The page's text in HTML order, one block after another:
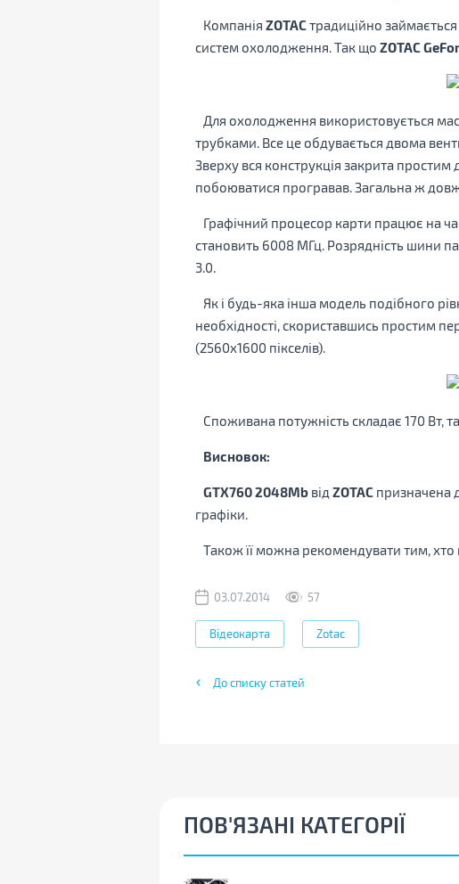
Компанія ZOTACтрадиційно
систем охолодження. Так що ZOTAC
Для охолодження використовується
трубками. Все це обдувається двома
Зверху вся конструкція закрита
побоюватися програвав. Загальна ж
Графічний процесор карти працює на
становить 6008 МГц. Розрядність шини
3.0.
Як і будь-яка інша модель подібного
необхідності, скориставшись простим
(2560x1600 пікселів).
Споживана потужність складає 170 Вт,
Висновок:
GTX760 2048Mbвід ZOTACпризначена
графіки.
Також її можна рекомендувати тим, хто
03.07.2014 57
Відеокарта Zotac
До списку статей
ПОВ'ЯЗАНІ КАТЕГОРІЇ